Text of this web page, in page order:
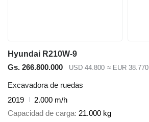
Hyundai R210W-9
Gs. 266.800.000
USD 44.800 ≈ EUR 38.770
Excavadora de ruedas
2019
2.000 m/h
Capacidad de carga 21.000 kg